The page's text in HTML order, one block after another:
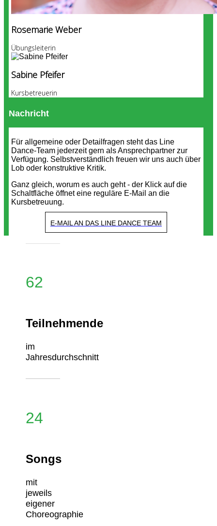
Rosemarie Weber
Übungsleiterin
Sabine Pfeifer
Kursbetreuerin
Nachricht
Für allgemeine oder Detailfragen steht das Line
Dance-Team jederzeit gern als Ansprechpartner zur
Verfügung. Selbstverständlich freuen wir uns auch über
Lob oder konstruktive Kritik.
Ganz gleich, worum es auch geht - der Klick auf die
Schaltfläche öffnet eine reguläre E-Mail an die
Kursbetreuung.
E-MAIL AN DAS LINE DANCE TEAM
62
Teilnehmende
im
Jahresdurchschnitt
24
Songs
mit
jeweils
eigener
Choreographie